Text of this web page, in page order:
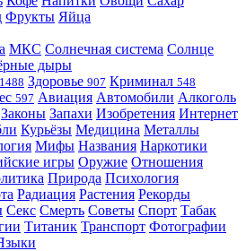
Фрукты Яйца
МКС Солнечная система Солнце
дыры
1488 Здоровье 907 Криминал 548
597 Авиация Автомобили Алкоголь
Законы Запахи Изобретения Интернет
Курьёзы Медицина Металлы
Мифы Названия Наркотики
игры Оружие Отношения
Природа Психология
Радиация Растения Рекорды
Секс Смерть Советы Спорт Табак
Титаник Транспорт Фотографии